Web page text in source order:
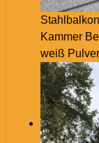
Kammer
weiß